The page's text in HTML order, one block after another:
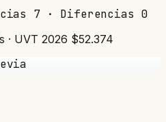
7 · Diferencias 0
· UVT 2026 $52.374